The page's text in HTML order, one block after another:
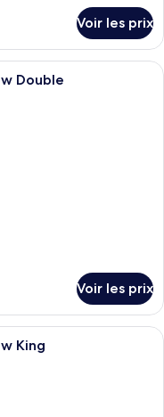
Voir les prix
d’hôtel avec deux
Double
Voir les prix
d’hôtel moderne
King